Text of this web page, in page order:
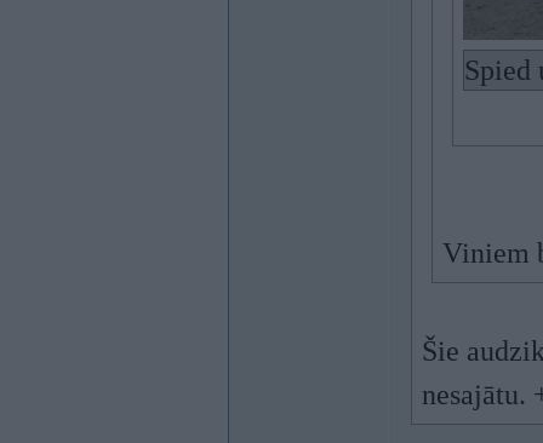
Spied
Viniem
Šie
nesajātu.